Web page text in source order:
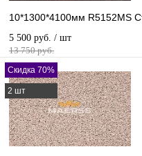
10*1300*4100мм R5152MS
5 500 руб. / шт
13 750 руб.
Скидка 70%
2 шт